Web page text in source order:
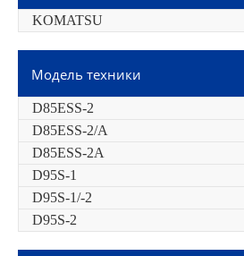
KOMATSU
Модель техники
D85ESS-2
D85ESS-2/A
D85ESS-2A
D95S-1
D95S-1/-2
D95S-2